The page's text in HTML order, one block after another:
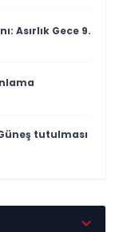
Asırlık Gece 9.
tutulması